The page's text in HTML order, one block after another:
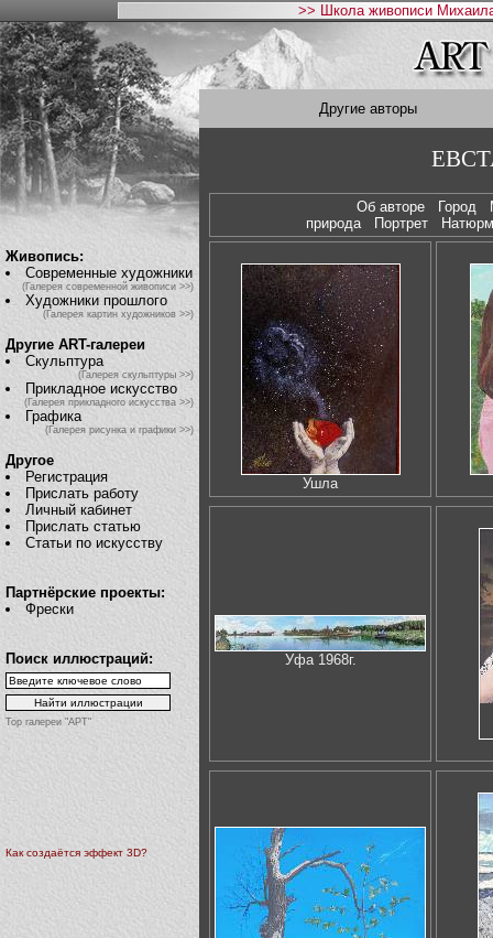
>> Школа живописи
Живопись:
Современные художники
(Галерея современной живописи >>)
Художники прошлого
(Галерея картин художников >>)
Другие ART-галереи
Скульптура
(Галерея скульптуры >>)
Прикладное искусство
(Галерея прикладного искусства >>)
Графика
(Галерея рисунка и графики >>)
Другое
Регистрация
Прислать работу
Личный кабинет
Прислать статью
Статьи по искусству
Партнёрские проекты:
Фрески
Поиск иллюстраций:
Top галереи "АРТ"
Как создаётся эффект 3D?
Другие авторы
Об авторе Город
природа
Портрет
Ушла
Уфа 1968г.